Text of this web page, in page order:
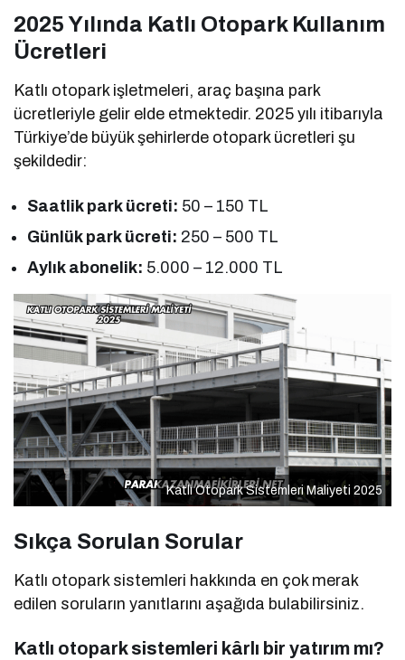
2025 Yılında Katlı Otopark Kullanım
Ücretleri
Katlı otopark işletmeleri, araç başına park
ücretleriyle gelir elde etmektedir. 2025 yılı itibarıyla
Türkiye’de büyük şehirlerde otopark ücretleri şu
şekildedir:
Saatlik park ücreti: 50 – 150 TL
Günlük park ücreti: 250 – 500 TL
Aylık abonelik: 5.000 – 12.000 TL
Katlı Otopark Sistemleri Maliyeti 2025
Sıkça Sorulan Sorular
Katlı otopark sistemleri hakkında en çok merak
edilen soruların yanıtlarını aşağıda bulabilirsiniz.
Katlı otopark sistemleri kârlı bir yatırım mı?